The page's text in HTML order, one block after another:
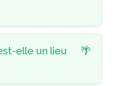
elle un lieu